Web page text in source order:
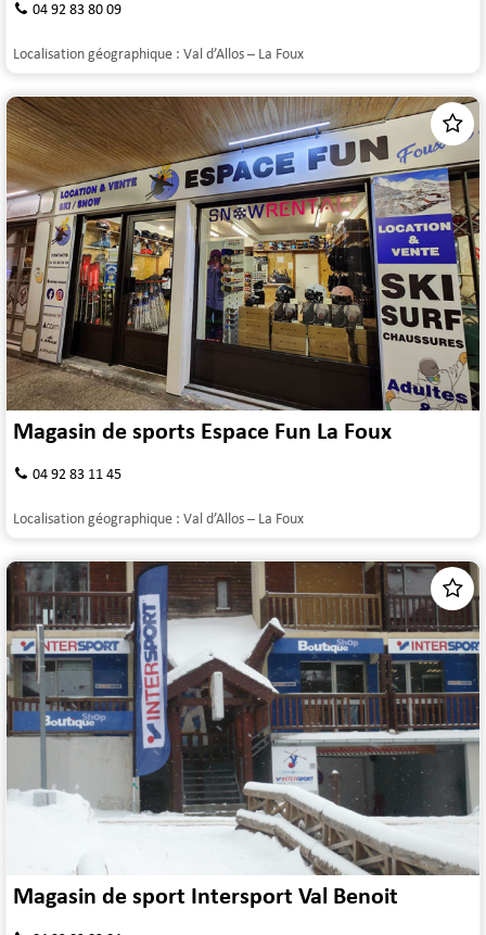
04 92 83 80 09
Localisation géographique : Val d’Allos – La Foux
Magasin de sports Espace Fun La Foux
04 92 83 11 45
Localisation géographique : Val d’Allos – La Foux
Magasin de sport Intersport Val Benoit